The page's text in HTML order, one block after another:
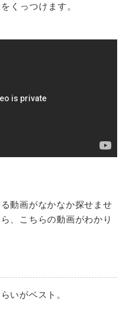
くっつけます。
動画がなかなか探せませ
、こちらの動画がわかり
いがベスト。